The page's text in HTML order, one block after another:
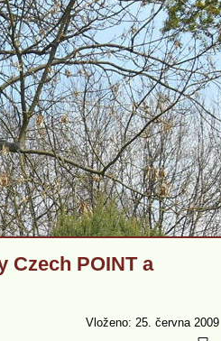
Czech POINT a
Vloženo: 25. června 2009